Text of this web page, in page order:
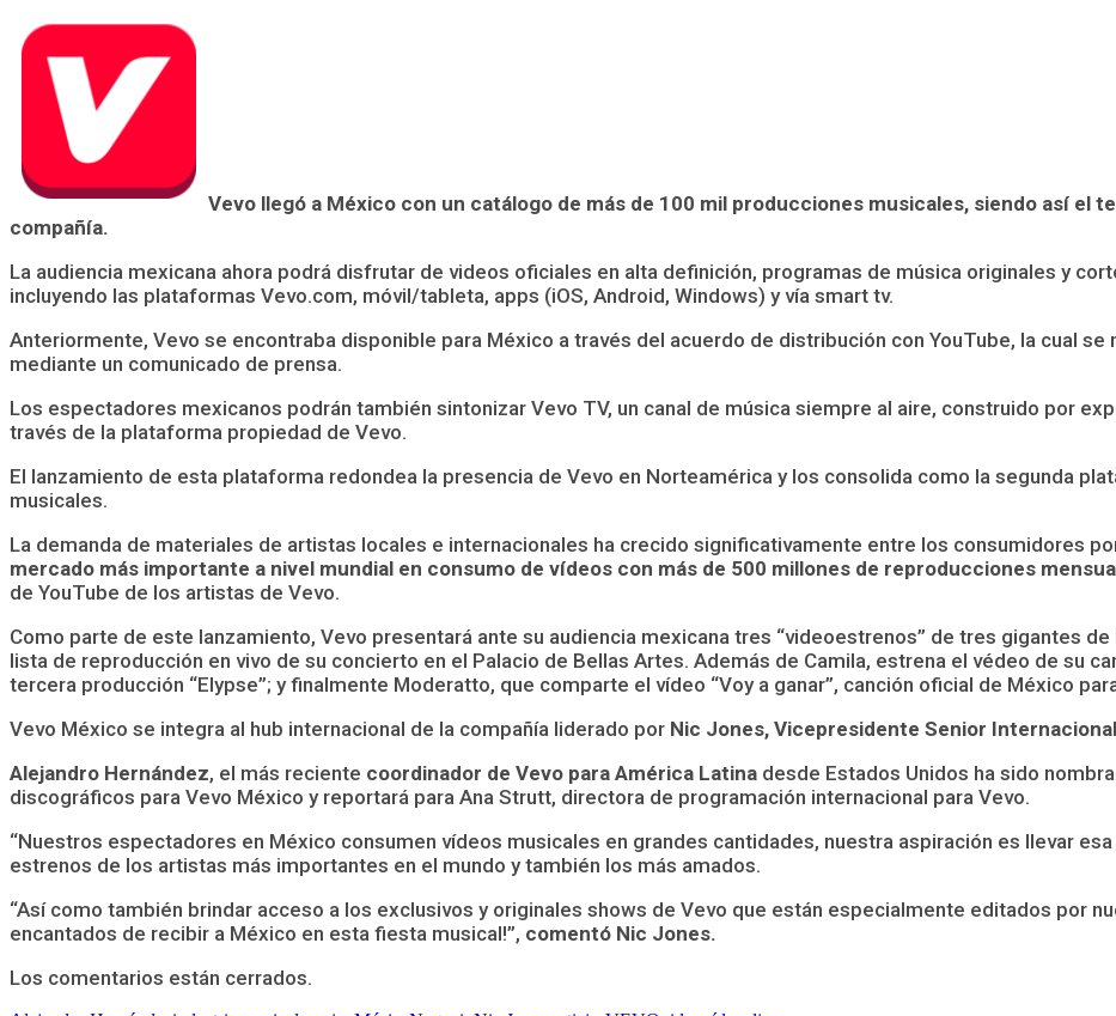
Vevo llegó a México con un catálogo de más de 100 mil producciones musicales, siendo así el
compañía.
La audiencia mexicana ahora podrá disfrutar de videos oficiales en alta definición, programas de música originales y
incluyendo las plataformas Vevo.com, móvil/tableta, apps (iOS, Android, Windows) y vía smart tv.
Anteriormente, Vevo se encontraba disponible para México a través del acuerdo de distribución con YouTube, la cual
mediante un comunicado de prensa.
Los espectadores mexicanos podrán también sintonizar Vevo TV, un canal de música siempre al aire, construido por
través de la plataforma propiedad de Vevo.
El lanzamiento de esta plataforma redondea la presencia de Vevo en Norteamérica y los consolida como la segunda
musicales.
La demanda de materiales de artistas locales e internacionales ha crecido significativamente entre los consumidores
mercado más importante a nivel mundial en consumo de vídeos con más de 500 millones de reproducciones
de YouTube de los artistas de Vevo.
Como parte de este lanzamiento, Vevo presentará ante su audiencia mexicana tres “videoestrenos” de tres gigantes
lista de reproducción en vivo de su concierto en el Palacio de Bellas Artes. Además de Camila, estrena el védeo de su
tercera producción “Elypse”; y finalmente Moderatto, que comparte el vídeo “Voy a ganar”, canción oficial de México
Vevo México se integra al hub internacional de la compañía liderado por Nic Jones, Vicepresidente Senior
Alejandro Hernández, el más reciente coordinador de Vevo para América Latina desde Estados Unidos ha sido
discográficos para Vevo México y reportará para Ana Strutt, directora de programación internacional para Vevo.
“Nuestros espectadores en México consumen vídeos musicales en grandes cantidades, nuestra aspiración es llevar
estrenos de los artistas más importantes en el mundo y también los más amados.
“Así como también brindar acceso a los exclusivos y originales shows de Vevo que están especialmente editados por
encantados de recibir a México en esta fiesta musical!”, comentó Nic Jones.
Los comentarios están cerrados.